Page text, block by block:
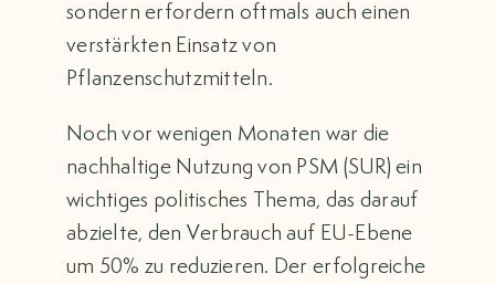
sondern erfordern oftmals auch einen
verstärkten Einsatz von
Pflanzenschutzmitteln.
Noch vor wenigen Monaten war die
nachhaltige Nutzung von PSM (SUR) ein
wichtiges politisches Thema, das darauf
abzielte, den Verbrauch auf EU-Ebene
um 50% zu reduzieren. Der erfolgreiche